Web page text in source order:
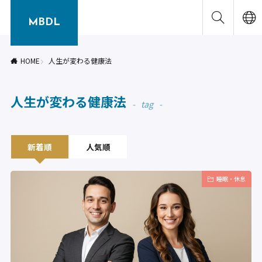
MBDL
HOME 人生が変わる健康法
人生が変わる健康法 tag
新着順 人気順
睡眠・休息